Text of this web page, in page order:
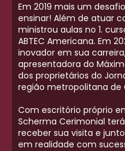
Em 2019 mais um
ensinar! Além de atuar
ministrou aulas no 1.
ABTEC Americana. Em
inovador em sua
apresentadora do
dos proprietários do
região metropolitana de
Com escritório próprio
Scherma Cerimonial
receber sua visita e
em realidade com